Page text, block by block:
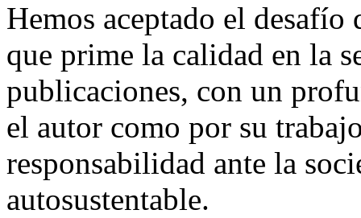
Hemos aceptado el
que prime la calidad en la
publicaciones, con un
el autor como por su
responsabilidad ante la
autosustentable.